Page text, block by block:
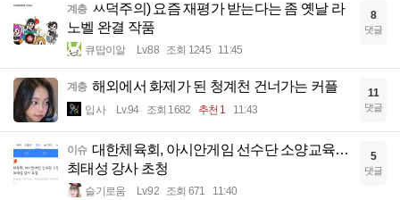
계층 ㅆ덕주의) 요즘 재평가 받는다는 좀 옛날 라
노벨 완결 작품
큐땁이알 Lv.88 조회 1245 11:45
8
댓글
계층 해외에서 화제가 된 청계천 건너가는 커플
입사 Lv.94 조회 1682 추천 1 11:43
11
댓글
이슈 대한체육회, 아시안게임 선수단 소양교육…
최태성 강사 초청
슬기로움 Lv.92 조회 671 11:40
5
댓글